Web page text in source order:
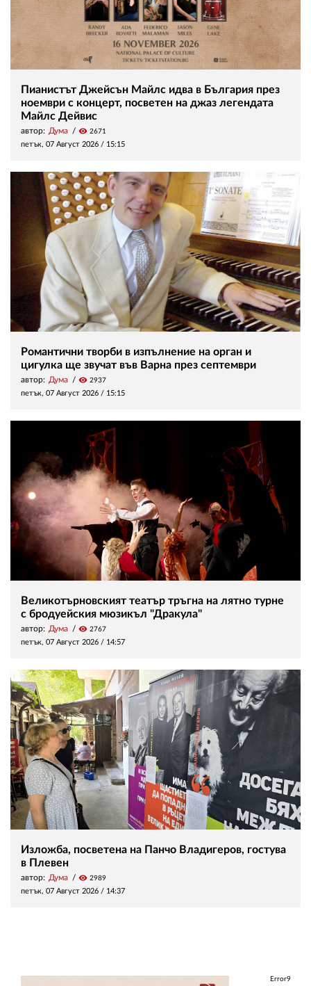
Пианистът Джейсън Майлс идва в България през
ноември с концерт, посветен на джаз легендата
Майлс Дейвис
автор: Дума visibility 2671
петък, 07 Август 2026 / 15:15
Романтични творби в изпълнение на орган и
цигулка ще звучат във Варна през септември
автор: Дума visibility 2937
петък, 07 Август 2026 / 15:15
Великотърновският театър тръгна на лятно турне
с бродуейския мюзикъл "Дракула"
автор: Дума visibility 2767
петък, 07 Август 2026 / 14:57
Изложба, посветена на Панчо Владигеров, гостува
в Плевен
автор: Дума visibility 2989
петък, 07 Август 2026 / 14:37
Error9